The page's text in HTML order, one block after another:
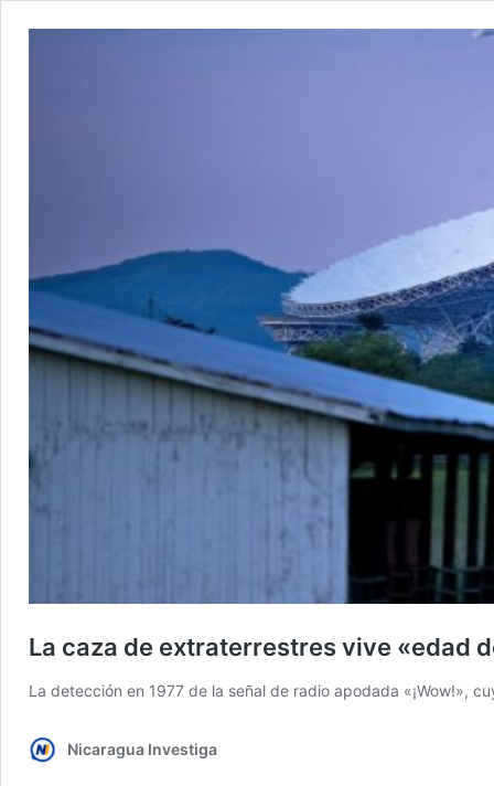
La caza de extraterrestres vive «edad
La detección en 1977 de la señal de radio apodada «¡Wow!»,
Nicaragua Investiga